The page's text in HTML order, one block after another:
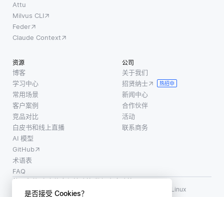
是否接受 Cookies？
Attu
Milvus CLI
Feder
Claude Context
资源
博客
学习中心
常用场景
客户案例
竞品对比
白皮书和线上直播
AI 模型
GitHub
术语表
FAQ
公司
关于我们
招贤纳士
热招中
新闻中心
合作伙伴
活动
联系商务
使用条款·个人信息保护政策·数据安全政策
LF AI、LF AI & Data、Milvus，以及相关的开源项目名称为 Linux